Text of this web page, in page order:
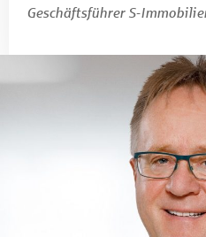
Geschäftsführer S-